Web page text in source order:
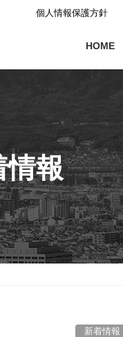
個人情報保護方針
HOME
情報
新着情報